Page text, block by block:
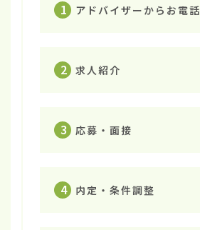
1 アドバイザーからお電話
2 求人紹介
3 応募・面接
4 内定・条件調整